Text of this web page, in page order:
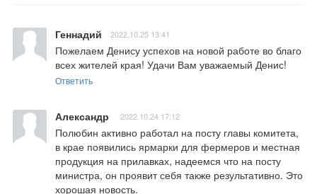
Геннадий 2022.10.25 13:41
Пожелаем Денису успехов на новой работе во благо
всех жителей края! Удачи Вам уважаемый Денис!
Ответить
Александр 2022.10.24 17:12
Полюбин активно работал на посту главы комитета,
в крае появились ярмарки для фермеров и местная
продукция на прилавках, надеемся что на посту
министра, он проявит себя также результативно. Это
хорошая новость.